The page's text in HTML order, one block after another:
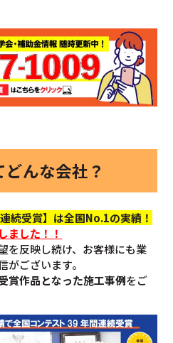
んな会社？
続受賞】は全国No.1の実績！
ました！！
を反映し続け、お客様にも業
ございます。
賞作品となった施工事例をご